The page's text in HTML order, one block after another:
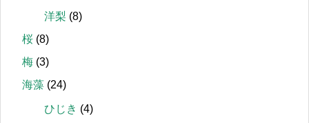
洋梨 (8)
桜 (8)
梅 (3)
海藻 (24)
ひじき (4)